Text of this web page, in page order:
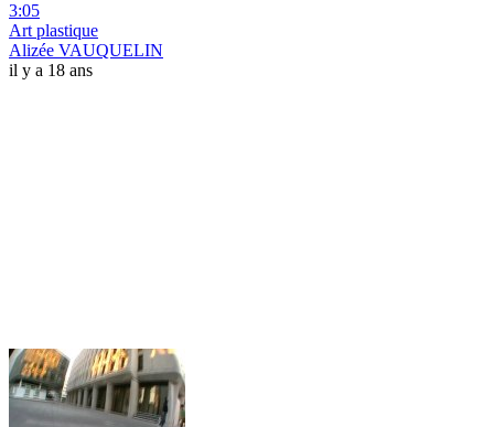
3:05
Art plastique
Alizée VAUQUELIN
il y a 18 ans